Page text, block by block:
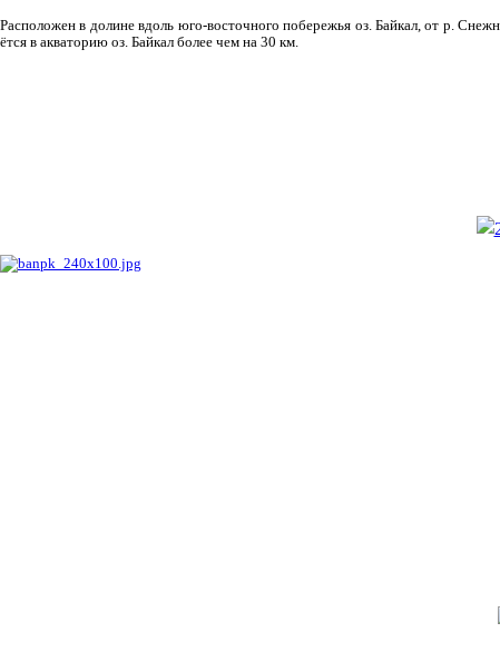
Рас­положен в долине вдоль юго-восточного побережья оз. Байкал, от р.
ётся в акваторию оз. Байкал более чем на 30 км.